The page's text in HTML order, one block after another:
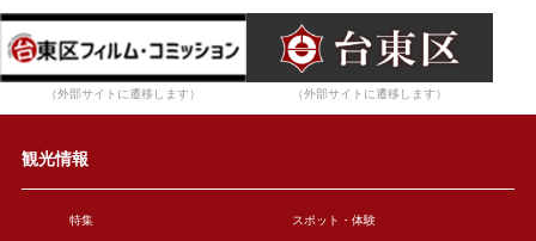
（外部サイトに遷移します） （外部サイトに遷移します）
観光情報
特集 スポット・体験